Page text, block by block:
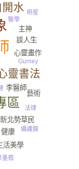
區
水
靈書法
李醫師
新北勢草民
心靈畫作
主神
談人生
活美學
健康
藝術
醫學
墨翡
法律
明星
Gurney​
攝護腺